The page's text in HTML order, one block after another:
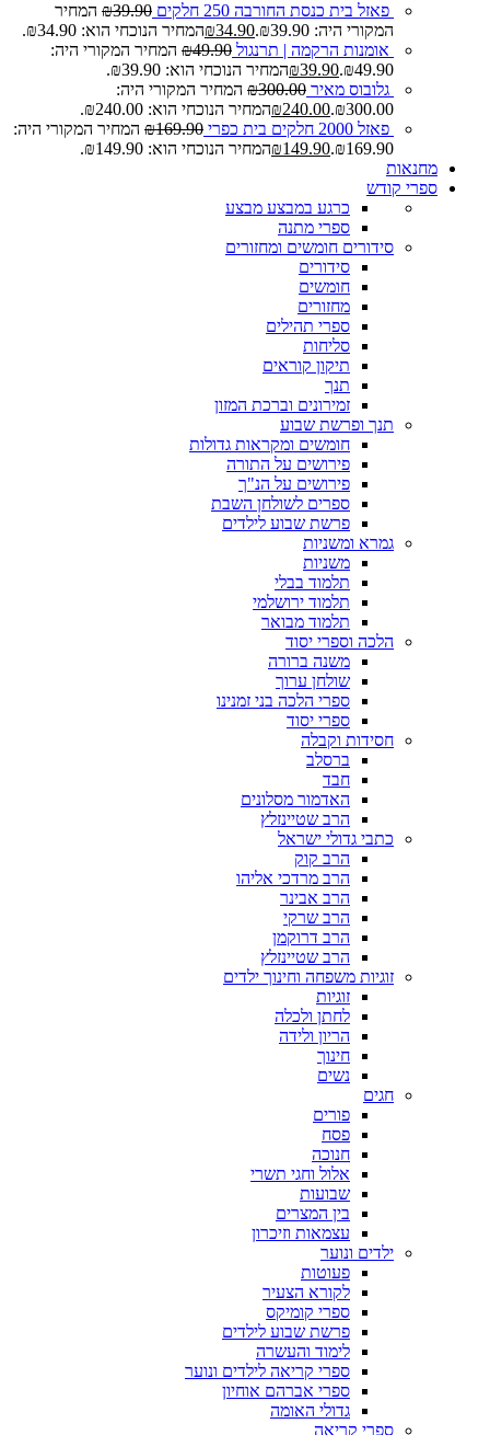
פאזל בית כנסת החורבה 250 חלקים ₪39.90
המחיר
המקורי היה: ₪39.90.
₪34.90
המחיר הנוכחי הוא: ₪34.90.
אומנות הרקמה | תרנגול
₪49.90
המחיר המקורי היה:
₪49.90.
₪39.90
המחיר הנוכחי הוא: ₪39.90.
גלובוס מאיר
₪300.00
המחיר המקורי היה:
₪300.00.
₪240.00
המחיר הנוכחי הוא: ₪240.00.
פאזל 2000 חלקים בית כפרי
₪169.90
המחיר המקורי היה:
₪169.90.
₪149.90
המחיר הנוכחי הוא: ₪149.90.
מחנאות
ספרי קודש
כרגע במבצע מבצע
ספרי מתנה
סידורים חומשים ומחזורים
סידורים
חומשים
מחזורים
ספרי תהילים
סליחות
תיקון קוראים
תנך
זמירונים וברכת המזון
תנך ופרשת שבוע
חומשים ומקראות גדולות
פירושים על התורה
פירושים על הנ"ך
ספרים לשולחן השבת
פרשת שבוע לילדים
גמרא ומשניות
משניות
תלמוד בבלי
תלמוד ירושלמי
תלמוד מבואר
הלכה וספרי יסוד
משנה ברורה
שולחן ערוך
ספרי הלכה בני זמנינו
ספרי יסוד
חסידות וקבלה
ברסלב
חבד
האדמור מסלונים
הרב שטיינזלץ
כתבי גדולי ישראל
הרב קוק
הרב מרדכי אליהו
הרב אבינר
הרב שרקי
הרב דרוקמן
הרב שטיינזלץ
זוגיות משפחה וחינוך ילדים
זוגיות
לחתן ולכלה
הריון ולידה
חינוך
נשים
חגים
פורים
פסח
חנוכה
אלול וחגי תשרי
שבועות
בין המצרים
עצמאות וזיכרון
ילדים ונוער
פעוטות
לקורא הצעיר
ספרי קומיקס
פרשת שבוע לילדים
לימוד והעשרה
ספרי קריאה לילדים ונוער
ספרי אברהם אוחיון
גדולי האומה
ספרי קריאה